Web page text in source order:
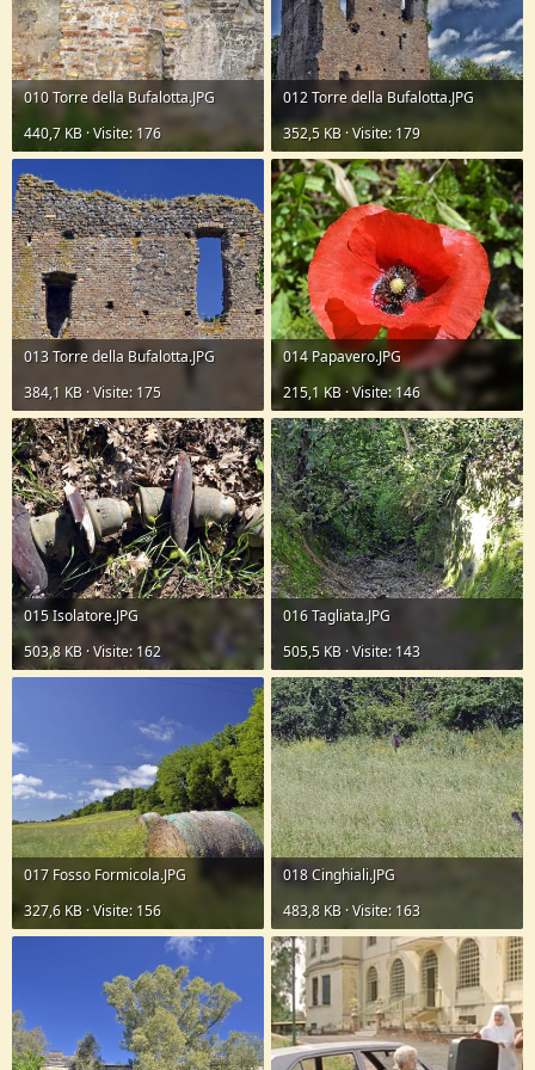
010 Torre della Bufalotta.JPG
440,7 KB · Visite: 176
012 Torre della Bufalotta.JPG
352,5 KB · Visite: 179
013 Torre della Bufalotta.JPG
384,1 KB · Visite: 175
014 Papavero.JPG
215,1 KB · Visite: 146
015 Isolatore.JPG
503,8 KB · Visite: 162
016 Tagliata.JPG
505,5 KB · Visite: 143
017 Fosso Formicola.JPG
327,6 KB · Visite: 156
018 Cinghiali.JPG
483,8 KB · Visite: 163